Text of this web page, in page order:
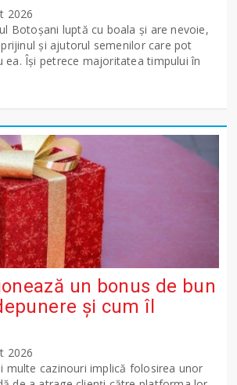
2026
Botoșani luptă cu boala și are nevoie,
și ajutorul semenilor care pot
ea. Își petrece majoritatea timpului în
un bonus de bun
și cum îl
2026
multe cazinouri implică folosirea unor